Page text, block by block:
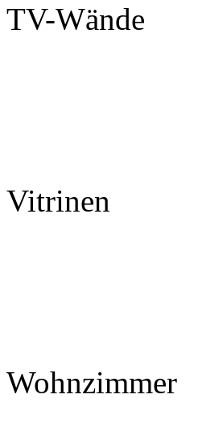
TV-Wände
Vitrinen
Wohnzimmer